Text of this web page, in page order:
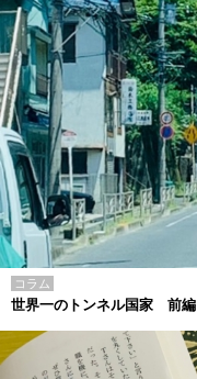
コラム
世界一のトンネル国家 前編